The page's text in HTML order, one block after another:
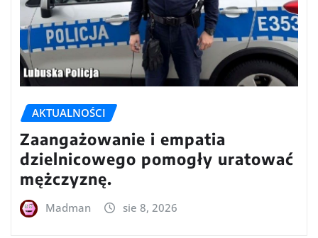
AKTUALNOŚCI
Zaangażowanie i empatia
dzielnicowego pomogły uratować
mężczyznę.
Madman sie 8, 2026